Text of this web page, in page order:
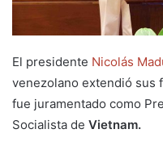
El presidente Nicolás
venezolano extendió sus
fue juramentado como
Socialista de Vietnam.